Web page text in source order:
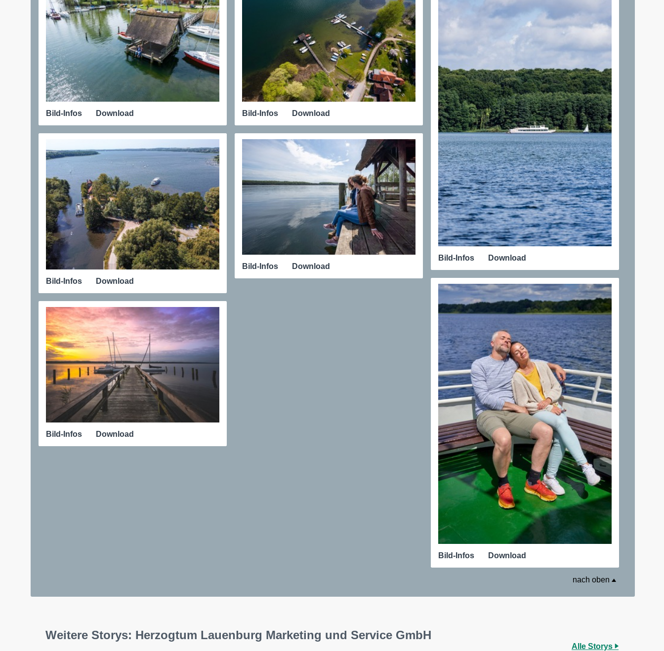
Bild-Infos Download
Bild-Infos Download
Bild-Infos Download
Bild-Infos Download
Bild-Infos Download
Bild-Infos Download
Bild-Infos Download
nach oben
Weitere Storys: Herzogtum Lauenburg Marketing und Service GmbH
Alle Storys